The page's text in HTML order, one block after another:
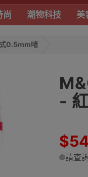
尚 潮物科技 美
0.5mm啫
-
$54
請查